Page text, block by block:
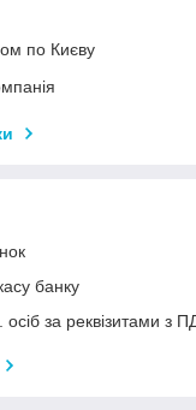
по Києву
банку
за реквізитами з